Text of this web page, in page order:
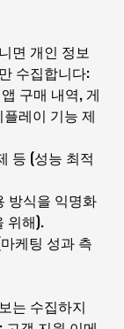
면 개인 정보
수집합니다:
구매 내역, 게
레이 기능 제
등 (성능 최적
방식을 익명화
위해).
케팅 성과 측
는 수집하지